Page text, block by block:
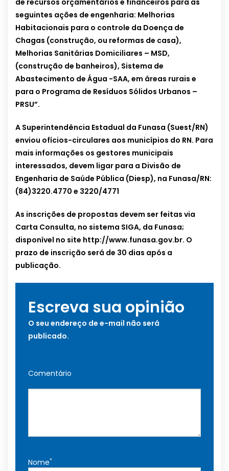
de recursos orçamentários e financeiros para as
seguintes ações de engenharia: Melhorias
Habitacionais para o controle da Doença de
Chagas (construção, ou reformas de casa),
Melhorias Sanitárias Domiciliares – MSD,
(construção de banheiros), Sistema de
Abastecimento de Água -SAA, em áreas rurais e
para o Programa de Resíduos Sólidos Urbanos –
PRSU”.
A Superintendência Estadual da Funasa (Suest/RN)
enviou ofícios-circulares aos municípios do RN. Para
mais informações os gestores municipais
interessados, devem ligar para a Divisão de
Engenharia de Saúde Pública (Diesp), na Funasa/RN:
(84)3220.4770 e 3220/4771
As inscrições de propostas devem ser feitas via
Carta Consulta, no sistema SIGA, da Funasa;
disponível no site http://www.funasa.gov.br. O
prazo de inscrição será de 30 dias após a
publicação.
Escreva sua opinião
O seu endereço de e-mail não será
publicado.
Comentário
Nome*